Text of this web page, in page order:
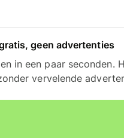
geen advertenties
in een paar seconden.
vervelende